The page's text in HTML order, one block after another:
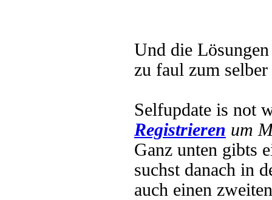
Und die
zu faul zum selber
Selfupdate is not
Registrieren um
Ganz unten gibts
suchst danach in
auch einen